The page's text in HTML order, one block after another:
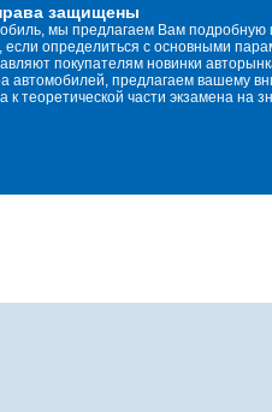
защищены
мы предлагаем Вам
определиться с основными
покупателям новинки
автомобилей, предлагаем вашему
к теоретической части экзамена